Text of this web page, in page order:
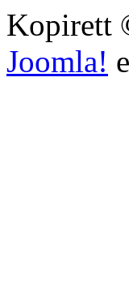
Kopirett
Joomla!